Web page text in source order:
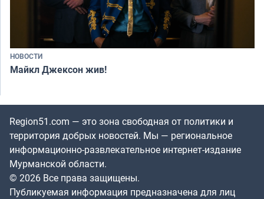
НОВОСТИ
Майкл Джексон жив!
Region51.com — это зона свободная от политики и
территория добрых новостей. Мы — региональное
информационно-развлекательное интернет-издание
Мурманской области.
© 2026 Все права защищены.
Публикуемая информация предназначена для лиц